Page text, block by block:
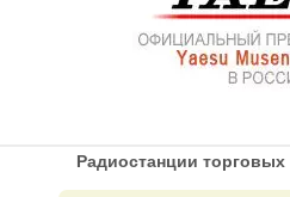
Радиостанции торговых